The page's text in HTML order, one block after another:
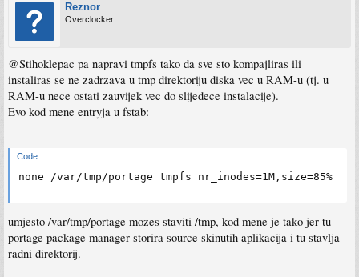
Reznor
Overclocker
@Stihoklepac pa napravi tmpfs tako da sve sto kompajliras ili
instaliras se ne zadrzava u tmp direktoriju diska vec u RAM-u (tj. u
RAM-u nece ostati zauvijek vec do slijedece instalacije).
Evo kod mene entryja u fstab:
Code:
umjesto /var/tmp/portage mozes staviti /tmp, kod mene je tako jer tu
portage package manager storira source skinutih aplikacija i tu stavlja
radni direktorij.